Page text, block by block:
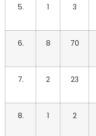
5. 1 3
6. 8 70
7. 2 23
8. 1 2